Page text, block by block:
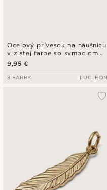
Oceľový prívesok na náušnicu
v zlatej farbe so symbolom
Ankh
9,95 €
3 FARBY LUCLEON